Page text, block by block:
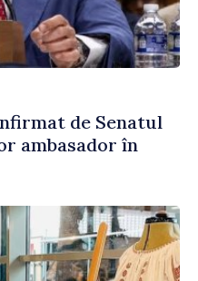
de Senatul
ambasador în